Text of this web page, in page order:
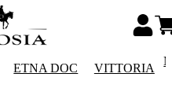
ETNA DOC VITTORIA